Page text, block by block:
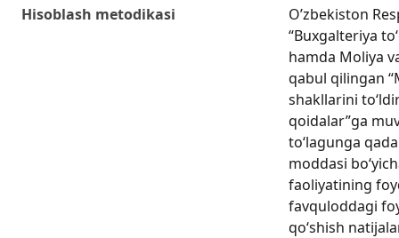
Hisoblash metodikasi
O’zbekiston
“Buxgalteriya
hamda Moliya
qabul qilingan
shakllarini
qoidalar”ga
to‘lagunga
moddasi
faoliyatining
favquloddagi
qo‘shish